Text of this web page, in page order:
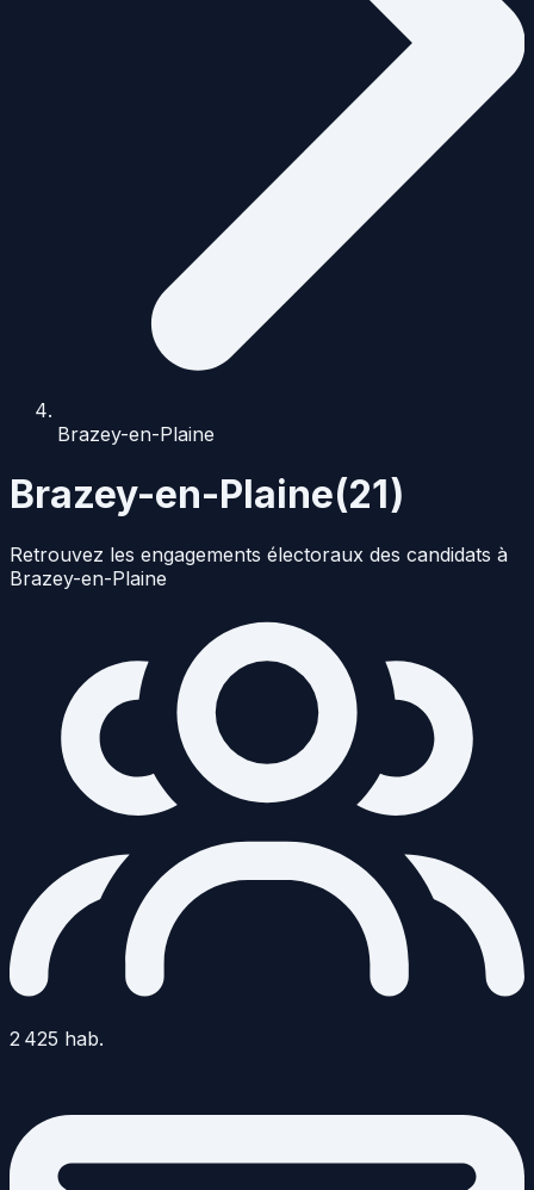
Brazey-en-Plaine
Brazey-en-Plaine(21)
Retrouvez les engagements électoraux des candidats à
Brazey-en-Plaine
2 425 hab.